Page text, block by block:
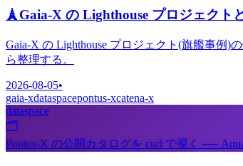
🗼 Gaia-X の Lighthouse プロジェクト
Gaia-X の Lighthouse プロジェクト(旗艦事例)
ら整理する。
2026-08-05•
gaia-xdataspacepontus-xcatena-x
dataspace
🗂️
Pontus-X の公開カタログを curl で覗く ──